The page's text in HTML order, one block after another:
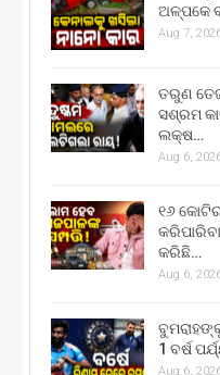
ଅଳ୍ପକେ
Aug 7,
ତରୁଣ
ସଶ୍ରମ
ଲକ୍ଷ…
Aug 6,
୧୬
କରିଛି…
Aug 6,
1 ବର୍ଷ
Aug 6,